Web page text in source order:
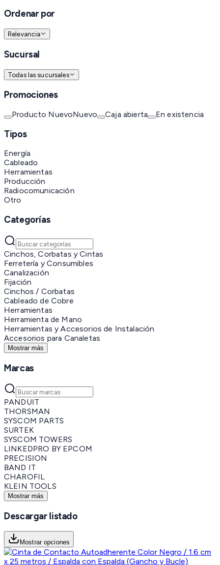
Ordenar por
Relevancia
Sucursal
Todas las sucursales
Promociones
Producto NuevoNuevo Caja abierta En existencia
Tipos
Energía
Cableado
Herramientas
Producción
Radiocomunicación
Otro
Categorías
Cinchos, Corbatas y Cintas
Ferretería y Consumibles
Canalización
Fijación
Cinchos / Corbatas
Cableado de Cobre
Herramientas
Herramienta de Mano
Herramientas y Accesorios de Instalación
Accesorios para Canaletas
Mostrar más
Marcas
PANDUIT
THORSMAN
SYSCOM PARTS
SURTEK
SYSCOM TOWERS
LINKEDPRO BY EPCOM
PRECISION
BAND IT
CHAROFIL
KLEIN TOOLS
Mostrar más
Descargar listado
Mostrar opciones